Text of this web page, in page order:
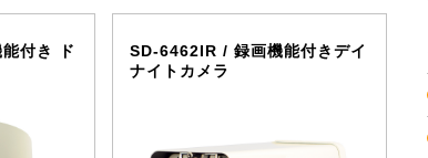
付き ド
SD-6462IR / 録画機能付きデイ
ナイトカメラ